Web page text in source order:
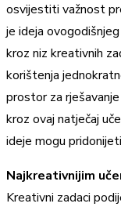
osvijestiti važnost
je ideja
kroz niz kreativnih
korištenja
prostor za
kroz ovaj natječaj
ideje mogu
Najkreativnijim
Kreativni zadaci